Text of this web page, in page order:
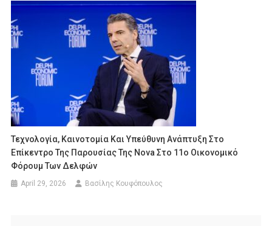
Τεχνολογία, Καινοτομία Και Υπεύθυνη Ανάπτυξη Στο
Επίκεντρο Της Παρουσίας Της Nova Στο 11ο Οικονομικό
Φόρουμ Των Δελφών
April 29, 2026 Βασίλης Κουφόπουλος